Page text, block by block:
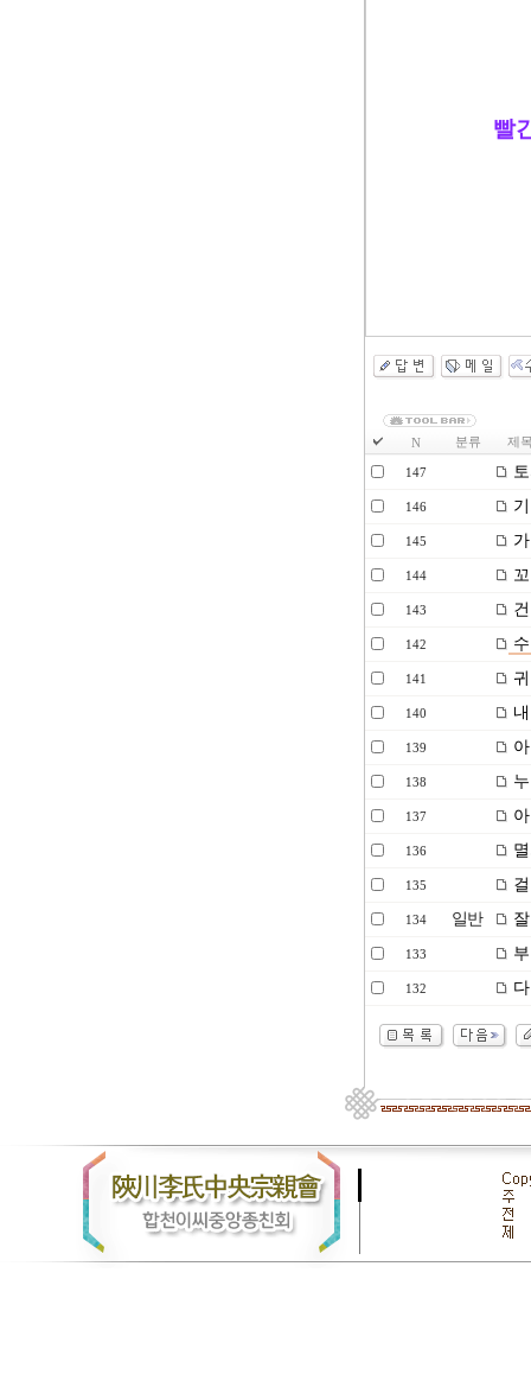
빨
N 분류 제
147
146
145
144
143
142
141
140
139
138
137
136
135
134 일반
133
132